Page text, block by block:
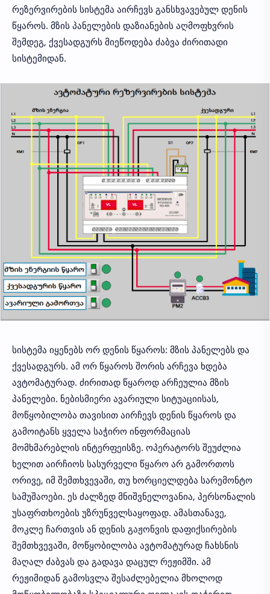
რეზერვირების სისტემა აირჩევს განსხვავებულ დენის
წყაროს. მზის პანელების დაზიანების აღმოფხვრის
შემდეგ, ქვესადგურს მიეწოდება ძაბვა ძირითადი
სისტემიდან.
სისტემა იყენებს ორ დენის წყაროს: მზის პანელებს და
ქვესადგურს. ამ ორ წყაროს შორის არჩევა ხდება
ავტომატურად. ძირითად წყაროდ არჩეულია მზის
პანელები. ნებისმიერი ავარიული სიტუაციისას,
მოწყობილობა თავისით აირჩევს დენის წყაროს და
გამოიტანს ყველა საჭირო ინფორმაციას
მომხმარებლის ინტერფეისზე. ოპერატორს შეუძლია
ხელით აირჩიოს სასურველი წყარო არ გამორთოს
ორივე, იმ შემთხვევაში, თუ ხორციელდება სარემონტო
სამუშაოები. ეს ძალზედ მნიშვნელოვანია, პერსონალის
უსაფრთხოების უზრუნველსაყოფად. ამასთანავე,
მოკლე ჩართვის ან დენის გაჟონვის დაფიქსირების
შემთხვევაში, მოწყობილობა ავტომატურად ჩახსნის
მაღალ ძაბვას და გადავა დაცულ რეჟიმში. ამ
რეჟიმიდან გამოსვლა შესაძლებელია მხოლოდ